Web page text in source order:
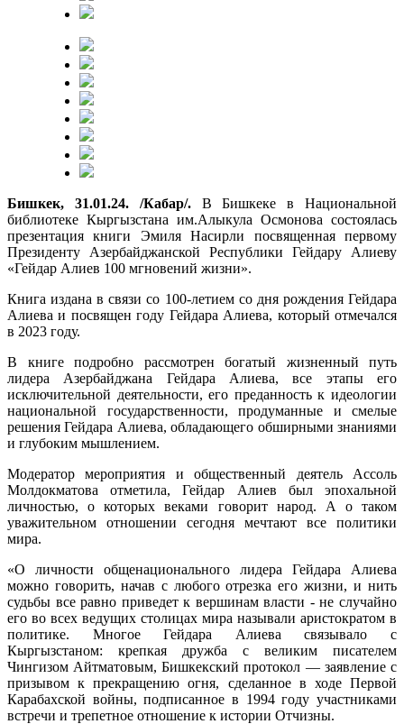
Бишкек, 31.01.24. /Кабар/. В Бишкеке в Национальной
библиотеке Кыргызстана им.Алыкула Осмонова состоялась
презентация книги Эмиля Насирли посвященная первому
Президенту Азербайджанской Республики Гейдару Алиеву
«Гейдар Алиев 100 мгновений жизни».
Книга издана в связи со 100-летием со дня рождения Гейдара
Алиева и посвящен году Гейдара Алиева, который отмечался
в 2023 году.
В книге подробно рассмотрен богатый жизненный путь
лидера Азербайджана Гейдара Алиева, все этапы его
исключительной деятельности, его преданность к идеологии
национальной государственности, продуманные и смелые
решения Гейдара Алиева, обладающего обширными знаниями
и глубоким мышлением.
Модератор мероприятия и общественный деятель Ассоль
Молдокматова отметила, Гейдар Алиев был эпохальной
личностью, о которых веками говорит народ. А о таком
уважительном отношении сегодня мечтают все политики
мира.
«О личности общенационального лидера Гейдара Алиева
можно говорить, начав с любого отрезка его жизни, и нить
судьбы все равно приведет к вершинам власти - не случайно
его во всех ведущих столицах мира называли аристократом в
политике. Многое Гейдара Алиева связывало с
Кыргызстаном: крепкая дружба с великим писателем
Чингизом Айтматовым, Бишкекский протокол — заявление с
призывом к прекращению огня, сделанное в ходе Первой
Карабахской войны, подписанное в 1994 году участниками
встречи и трепетное отношение к истории Отчизны.